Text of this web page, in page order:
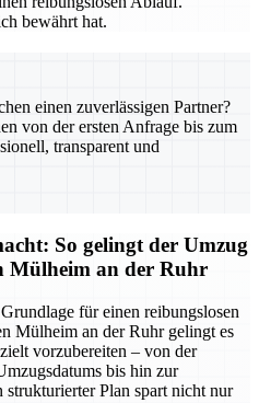
bewährt hat.
einen zuverlässigen Partner?
von der ersten Anfrage bis zum
transparent und
So gelingt der Umzug
Mülheim an der Ruhr
für einen reibungslosen
Mülheim an der Ruhr gelingt es
vorzubereiten – von der
bis hin zur
strukturierter Plan spart nicht nur